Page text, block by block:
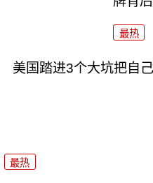
最热
美国踏进3个大坑把自
最热